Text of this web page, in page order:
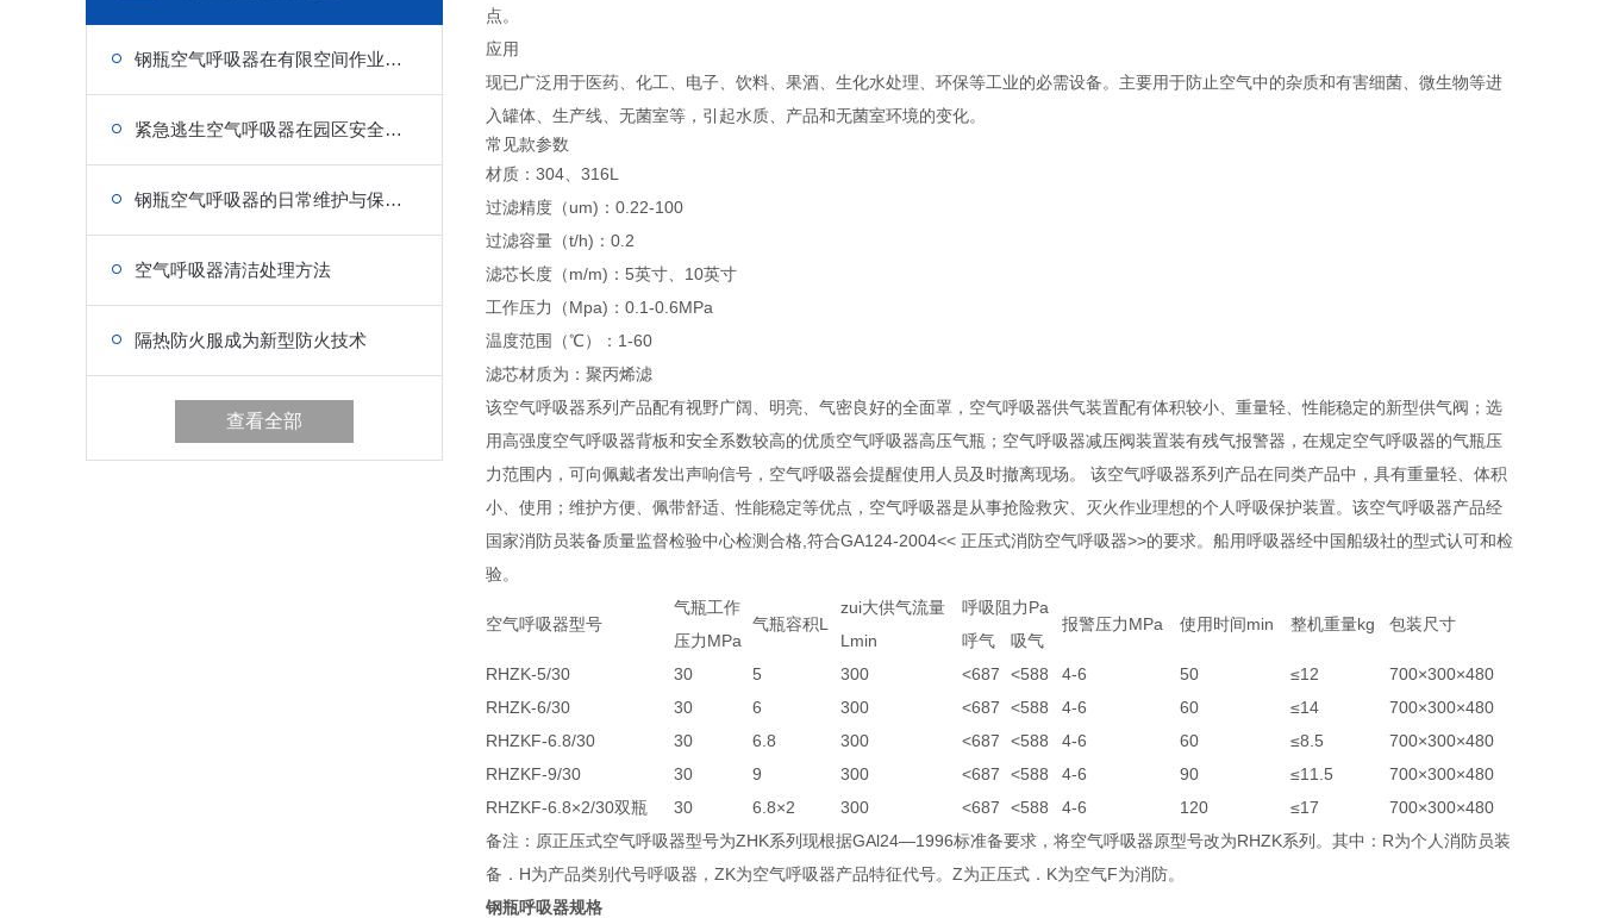
钢瓶空气呼吸器在有限空间作业中的核心优势
紧急逃生空气呼吸器在园区安全管理中的应用
钢瓶空气呼吸器的日常维护与保养要点
空气呼吸器清洁处理方法
隔热防火服成为新型防火技术
查看全部
点。
应用
现已广泛用于医药、化工、电子、饮料、果酒、生化水处理、环保等工业的必需设备。主要用于防止空气中的杂质和有害细菌、微生物等进
入罐体、生产线、无菌室等，引起水质、产品和无菌室环境的变化。
常见款参数
材质：304、316L
过滤精度（um)：0.22-100
过滤容量（t/h)：0.2
滤芯长度（m/m)：5英寸、10英寸
工作压力（Mpa)：0.1-0.6MPa
温度范围（℃）：1-60
滤芯材质为：聚丙烯滤
该空气呼吸器系列产品配有视野广阔、明亮、气密良好的全面罩，空气呼吸器供气装置配有体积较小、重量轻、性能稳定的新型供气阀；选
用高强度空气呼吸器背板和安全系数较高的优质空气呼吸器高压气瓶；空气呼吸器减压阀装置装有残气报警器，在规定空气呼吸器的气瓶压
力范围内，可向佩戴者发出声响信号，空气呼吸器会提醒使用人员及时撤离现场。 该空气呼吸器系列产品在同类产品中，具有重量轻、体积
小、使用；维护方便、佩带舒适、性能稳定等优点，空气呼吸器是从事抢险救灾、灭火作业理想的个人呼吸保护装置。该空气呼吸器产品经
国家消防员装备质量监督检验中心检测合格,符合GA124-2004<< 正压式消防空气呼吸器>>的要求。船用呼吸器经中国船级社的型式认可和检
验。
空气呼吸器型号
气瓶工作
压力MPa
气瓶容积L
zui大供气流量
Lmin
呼吸阻力Pa
报警压力MPa
使用时间min 整机重量kg
包装尺寸
呼气
吸气
RHZK-5/30
30 5 300 <687 <588 4-6 50 ≤12
700×300×480
RHZK-6/30
30 6 300 <687 <588 4-6 60 ≤14
700×300×480
RHZKF-6.8/30
30 6.8 300 <687 <588 4-6 60 ≤8.5
700×300×480
RHZKF-9/30
30 9 300 <687 <588 4-6 90 ≤11.5
700×300×480
RHZKF-6.8×2/30双瓶
30 6.8×2 300 <687 <588 4-6 120 ≤17
700×300×480
备注：原正压式空气呼吸器型号为ZHK系列现根据GAl24—1996标准备要求，将空气呼吸器原型号改为RHZK系列。其中：R为个人消防员装
备．H为产品类别代号呼吸器，ZK为空气呼吸器产品特征代号。Z为正压式．K为空气F为消防。
钢瓶呼吸器规格